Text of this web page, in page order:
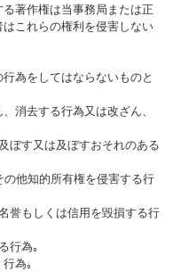
著作権は当事務局または正
これらの権利を侵害しない
為をしてはならないものと
消去する行為又は改ざん、
ぼす又は及ぼすおそれのある
他知的所有権を侵害する行
誉もしくは信用を毀損する行
行為｡
為｡